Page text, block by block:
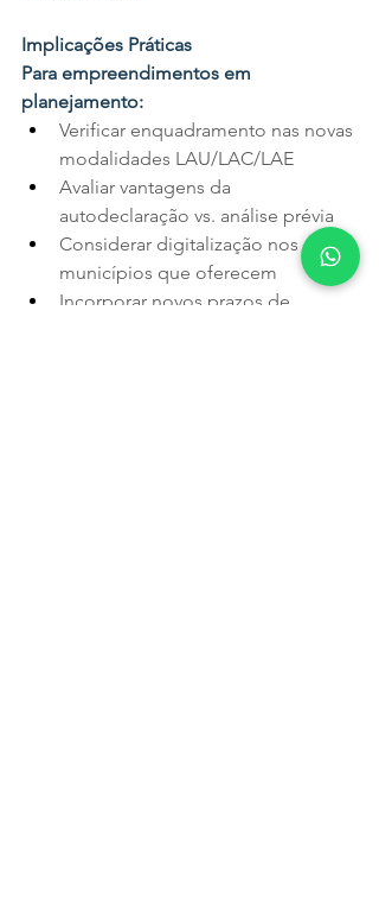
Implicações Práticas
Para empreendimentos em
planejamento:
Verificar enquadramento nas novas
modalidades LAU/LAC/LAE
Avaliar vantagens da
autodeclaração vs. análise prévia
Considerar digitalização nos
municípios que oferecem
Incorporar novos prazos de